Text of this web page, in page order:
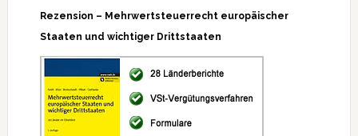
Rezension – Mehrwertsteuerrecht europäischer
Staaten und wichtiger Drittstaaten